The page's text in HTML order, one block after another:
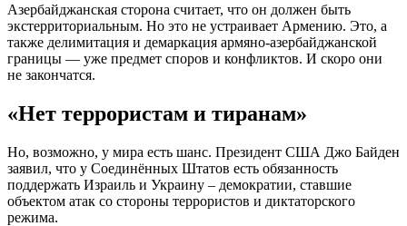
Азербайджанская сторона считает, что он должен быть
экстерриториальным. Но это не устраивает Армению. Это, а
также делимитация и демаркация армяно-азербайджанской
границы — уже предмет споров и конфликтов. И скоро они
не закончатся.
«Нет террористам и тиранам»
Но, возможно, у мира есть шанс. Президент США Джо Байден
заявил, что у Соединённых Штатов есть обязанность
поддержать Израиль и Украину – демократии, ставшие
объектом атак со стороны террористов и диктаторского
режима.